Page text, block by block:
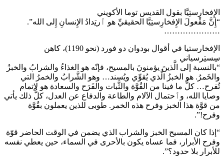
الإِفخارِستِيَّا بقول القديس توما الأكويني
“إِنَّ مَفْعولَ الإِفخارِستِيَّا الحقيقيِّ هو ٱرتِدادُ الإِنسانِ إِلى الله”.
…………………
الإفخارستيا في أقوال بودوان دو فورد (نحو 1190)، كاهن
سِستِرسياني
“بالنسبة إلى الَّذينَ يؤمنونَ بالمسيح، فإنّه هو الغذاءُ والشرابُ والخبزُ
والخَمرُ. هو الخبزُ الَّذي يُقوِّي ويُسند… وهو الشَّرابُ والخمرُ التي
تُفرح… كلُّ ما فينا من القُوَّة والثَّبات والفَرَح والسعادة هو لإتمام
وصايا الله، وٱحتمال الآلام والطاعة والدفاع عن العدل، كلُّ ذلك يأتي
من قوَّة هذا الخبز وفرح هذه الخمر. طوبى للذين يعملون بقُوَّة
وفرح!”.
“إذا كان المسيح الخبز والشراب الذي يضمن في الوقت الحاضر قوّة
وفرح الأبرار، فما عساه يكون بالأحرى في السماء، حين يعطي نفسه
للأبرار بلا حدود؟”.